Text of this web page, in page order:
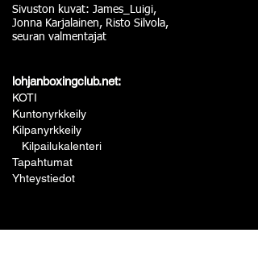
Sivuston kuvat: James_Luigi,
Jonna Karjalainen, Risto Silvola,
seuran valmentajat
lohjanboxingclub.net:
KOTI
Kuntonyrkkeily
Kilpanyrkkeily
Kilpailukalenteri
Tapahtumat
Yhteystiedot